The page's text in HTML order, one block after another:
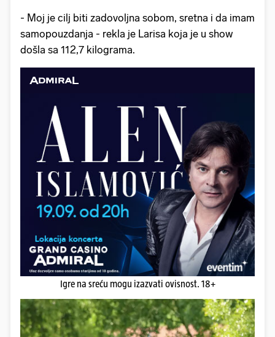
- Moj je cilj biti zadovoljna sobom, sretna i da imam
samopouzdanja - rekla je Larisa koja je u show
došla sa 112,7 kilograma.
Igre na sreću mogu izazvati ovisnost. 18+